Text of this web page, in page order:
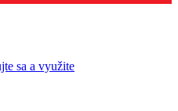
sa a využite